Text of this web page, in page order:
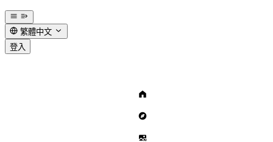
繁體中文
登入